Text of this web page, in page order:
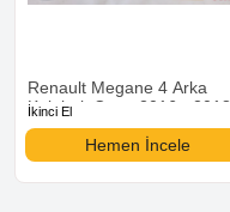
Renault Megane 4 Arka
Kelebek Camı 2016 - 2018
İkinci El
Hemen İncele